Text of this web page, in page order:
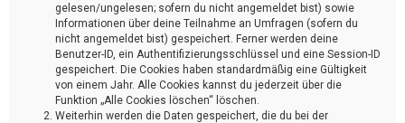
gelesen/ungelesen; sofern du nicht angemeldet bist) sowie
Informationen über deine Teilnahme an Umfragen (sofern du
nicht angemeldet bist) gespeichert. Ferner werden deine
Benutzer-ID, ein Authentifizierungsschlüssel und eine Session-ID
gespeichert. Die Cookies haben standardmäßig eine Gültigkeit
von einem Jahr. Alle Cookies kannst du jederzeit über die
Funktion „Alle Cookies löschen“ löschen.
Weiterhin werden die Daten gespeichert, die du bei der